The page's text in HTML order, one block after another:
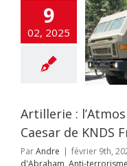
9
02, 2025
flashinfos
Gaz israélien
DE GAZA
Hamas
HISTOIRE
Iran
JUDAISME
Justice
Artillerie :
Caesar de KNDS
ParAndre | février 9th,
d'Abraham, Anti-terrorisme